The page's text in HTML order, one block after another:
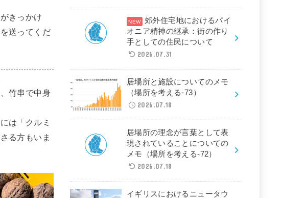
きっかけ
送ってくだ
竹串で中身
は「クルミ
る方もいま
郊外住宅地におけるパイ
オニア精神の継承：街の作り
手としての住民について
2026.07.31
居場所と施設についてのメモ
（場所を考える-73）
2026.07.18
居場所の理念が言葉として表
現されていることについての
メモ（場所を考える-72）
2026.07.18
イギリスにおけるニュータウ